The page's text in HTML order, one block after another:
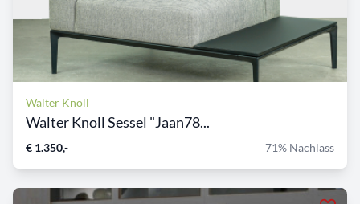
Walter Knoll
Walter Knoll Sessel "Jaan78...
€ 1.350,- 71% Nachlass